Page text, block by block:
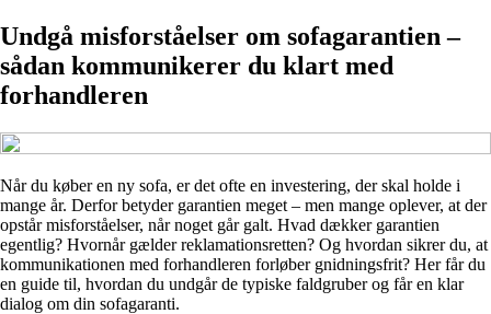
Undgå misforståelser om sofagarantien –
sådan kommunikerer du klart med
forhandleren
Når du køber en ny sofa, er det ofte en investering, der skal holde i
mange år. Derfor betyder garantien meget – men mange oplever, at der
opstår misforståelser, når noget går galt. Hvad dækker garantien
egentlig? Hvornår gælder reklamationsretten? Og hvordan sikrer du, at
kommunikationen med forhandleren forløber gnidningsfrit? Her får du
en guide til, hvordan du undgår de typiske faldgruber og får en klar
dialog om din sofagaranti.